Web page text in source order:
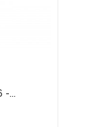
-...